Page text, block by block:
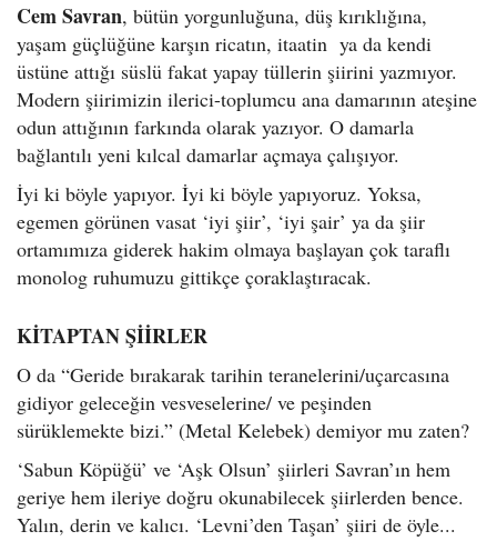
Cem Savran, bütün yorgunluğuna, düş kırıklığına,
yaşam güçlüğüne karşın ricatın, itaatin ya da kendi
üstüne attığı süslü fakat yapay tüllerin şiirini yazmıyor.
Modern şiirimizin ilerici-toplumcu ana damarının ateşine
odun attığının farkında olarak yazıyor. O damarla
bağlantılı yeni kılcal damarlar açmaya çalışıyor.
İyi ki böyle yapıyor. İyi ki böyle yapıyoruz. Yoksa,
egemen görünen vasat ‘iyi şiir’, ‘iyi şair’ ya da şiir
ortamımıza giderek hakim olmaya başlayan çok taraflı
monolog ruhumuzu gittikçe çoraklaştıracak.
KİTAPTAN ŞİİRLER
O da “Geride bırakarak tarihin teranelerini/uçarcasına
gidiyor geleceğin vesveselerine/ ve peşinden
sürüklemekte bizi.” (Metal Kelebek) demiyor mu zaten?
‘Sabun Köpüğü’ ve ‘Aşk Olsun’ şiirleri Savran’ın hem
geriye hem ileriye doğru okunabilecek şiirlerden bence.
Yalın, derin ve kalıcı. ‘Levni’den Taşan’ şiiri de öyle...